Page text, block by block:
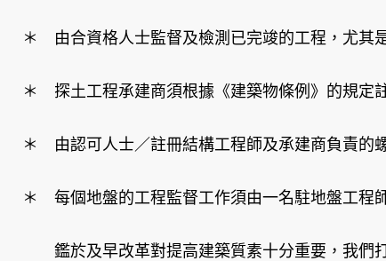
＊ 由合資格人士監督及檢測已完竣的工程，尤其
＊ 探土工程承建商須根據《建築物條例》的規定
＊ 由認可人士／註冊結構工程師及承建商負責的
＊ 每個地盤的工程監督工作須由一名駐地盤工程
鑑於及早改革對提高建築質素十分重要，我們